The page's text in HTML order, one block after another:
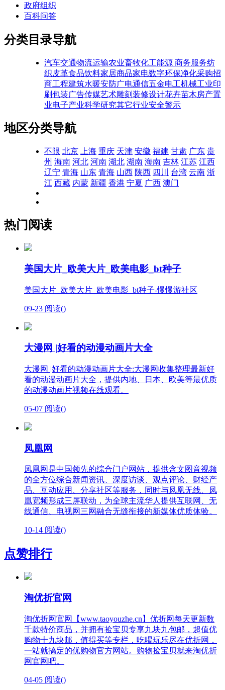
政府组织
百科问答
分类目录导航
汽车交通物流运输农业畜牧化工能源 商务服务纺
织皮革食品饮料家居商品家电数字环保净化采购招
商工程建筑水暖安防广电通信五金电工机械工业印
刷包装广告传媒艺术雕刻 装修设计花卉苗木房产置
业电子产业科学研究其它行业安全警示
地区分类导航
不限 北京 上海 重庆 天津 安徽 福建 甘肃 广东 贵
州 海南 河北 河南 湖北 湖南 海南 吉林 江苏 江西
辽宁 青海 山东 青海 山西 陕西 四川 台湾 云南 浙
江 西藏 内蒙 新疆 香港 宁夏 广西 澳门
热门阅读
美国大片_欧美大片_欧美电影_bt种子
美国大片_欧美大片_欧美电影_bt种子-慢慢游社区
09-23 阅读()
大漫网 |好看的动漫动画片大全
大漫网 |好看的动漫动画片大全:大漫网收集整理最新好
看的动漫动画片大全，提供内地、日本、欧美等最优质
的动漫动画片视频在线观看。
05-07 阅读()
凤凰网
凤凰网是中国领先的综合门户网站，提供含文图音视频
的全方位综合新闻资讯、深度访谈、观点评论、财经产
品、互动应用、分享社区等服务，同时与凤凰无线、凤
凰宽频形成三屏联动，为全球主流华人提供互联网、无
线通信、电视网三网融合无缝衔接的新媒体优质体验。
10-14 阅读()
点赞排行
淘优折官网
淘优折网官网【www.taoyouzhe.cn】优折网每天更新数
千款特价商品，并拥有捡宝贝专享九块九包邮，超值优
购物十九块邮，值得买等专栏，吃喝玩乐尽在优折网，
一站就搞定的优购物官方网站。购物捡宝贝就来淘优折
网官网吧。
04-05 阅读()